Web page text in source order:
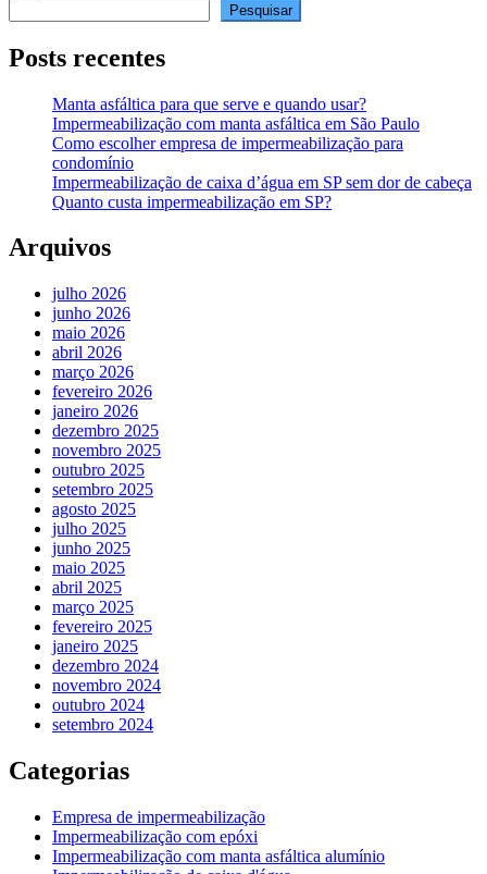
Pesquisar
Posts recentes
Manta asfáltica para que serve e quando usar?
Impermeabilização com manta asfáltica em São Paulo
Como escolher empresa de impermeabilização para
condomínio
Impermeabilização de caixa d’água em SP sem dor de cabeça
Quanto custa impermeabilização em SP?
Arquivos
julho 2026
junho 2026
maio 2026
abril 2026
março 2026
fevereiro 2026
janeiro 2026
dezembro 2025
novembro 2025
outubro 2025
setembro 2025
agosto 2025
julho 2025
junho 2025
maio 2025
abril 2025
março 2025
fevereiro 2025
janeiro 2025
dezembro 2024
novembro 2024
outubro 2024
setembro 2024
Categorias
Empresa de impermeabilização
Impermeabilização com epóxi
Impermeabilização com manta asfáltica alumínio